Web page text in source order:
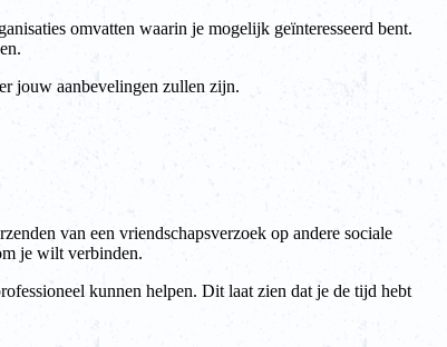
omvatten waarin je mogelijk geïnteresseerd bent.
jouw aanbevelingen zullen zijn.
van een vriendschapsverzoek op andere sociale
je wilt verbinden.
kunnen helpen. Dit laat zien dat je de tijd hebt